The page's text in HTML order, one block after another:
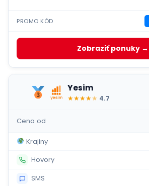
PROMO KÓD
Zobraziť ponuky →
Yesim
★★★★★ 4.7
Cena od
Krajiny
Hovory
SMS